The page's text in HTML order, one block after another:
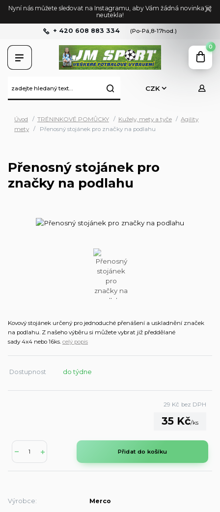
Nyní nás můžete sledovat na Instagramu, aby Vám žádná novinka již
neutekla!
CZK
+ 420 608 883 334 (Po-Pá,8-17hod.)
0
Úvod TRÉNINKOVÉ POMŮCKY Kužely, mety a tyče
Agility
mety
Přenosný stojánek pro značky na podlahu
Přenosný stojánek pro
značky na podlahu
Kovový stojánek určený pro jednoduché přenášení a uskladnění značek
na podlahu. Z našeho výběru si můžete vybrat již předdělané
sady 4x4 nebo 16ks. celý popis
Dostupnost do týdne
35 Kč/ks
29 Kč bez DPH
Přidat do košíku
Výrobce: Merco